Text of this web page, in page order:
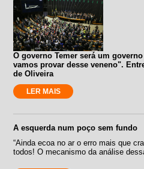
O governo Temer será um
vamos provar desse veneno".
de Oliveira
LER MAIS
A esquerda num poço sem fundo
“Ainda ecoa no ar o erro mais que
todos! O mecanismo da análise